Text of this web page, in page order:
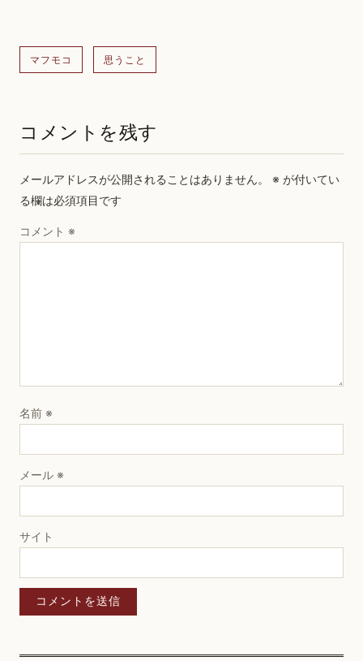
マフモコ 思うこと
コメントを残す
メールアドレスが公開されることはありません。 ※ が付いてい
る欄は必須項目です
コメント ※
名前 ※
メール ※
サイト